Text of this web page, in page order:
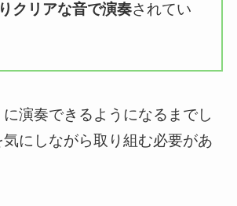
クリアな音で演奏されてい
演奏できるようになるまでし
気にしながら取り組む必要があ